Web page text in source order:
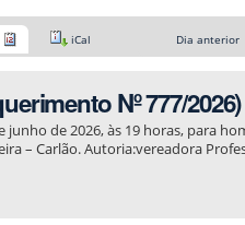
iCal Dia anterior
Nº 777/2026)
junho de 2026, às 19 horas, para
– Carlão. Autoria:vereadora